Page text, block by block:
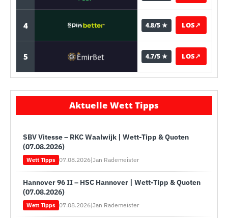
4 4.8/5 ★ LOS↗
5 4.7/5 ★ LOS↗
Aktuelle Wett Tipps
SBV Vitesse – RKC Waalwijk | Wett-Tipp & Quoten
(07.08.2026)
Wett Tipps 07.08.2026|Jan Rademeister
Hannover 96 II – HSC Hannover | Wett-Tipp & Quoten
(07.08.2026)
Wett Tipps 07.08.2026|Jan Rademeister